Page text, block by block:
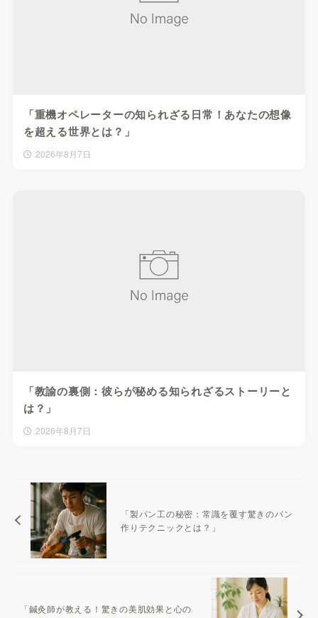
「重機オペレーターの知られざる日常！あなたの想像
を超える世界とは？」
2026年8月7日
「教諭の裏側：彼らが秘める知られざるストーリーと
は？」
2026年8月7日
「製パン工の秘密：常識を覆す驚きのパン
作りテクニックとは？」
「鍼灸師が教える！驚きの美肌効果と心の